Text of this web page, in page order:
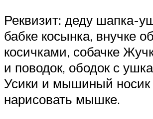
Реквизит: деду шапка-
бабке косынка, внучке
косичками, собачке
и поводок, ободок с
Усики и мышиный носик
нарисовать мышке.